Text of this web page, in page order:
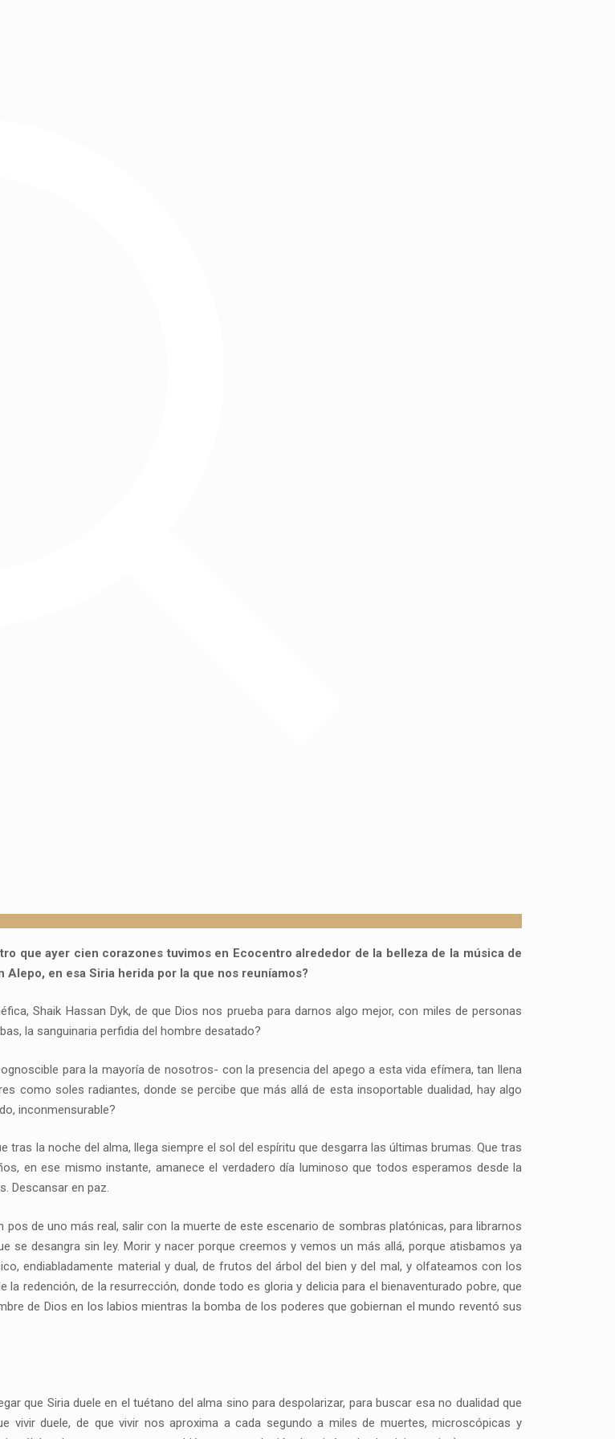
que ayer cien corazones tuvimos en Ecocentro alrededor de la belleza de la música de
en esa Siria herida por la que nos reuníamos?
Shaik Hassan Dyk, de que Dios nos prueba para darnos algo mejor, con miles de personas
la sanguinaria perfidia del hombre desatado?
para la mayoría de nosotros- con la presencia del apego a esta vida efímera, tan llena
como soles radiantes, donde se percibe que más allá de esta insoportable dualidad, hay algo
inconmensurable?
la noche del alma, llega siempre el sol del espíritu que desgarra las últimas brumas. Que tras
en ese mismo instante, amanece el verdadero día luminoso que todos esperamos desde la
Descansar en paz.
de uno más real, salir con la muerte de este escenario de sombras platónicas, para librarnos
se desangra sin ley. Morir y nacer porque creemos y vemos un más allá, porque atisbamos ya
endiabladamente material y dual, de frutos del árbol del bien y del mal, y olfateamos con los
redención, de la resurrección, donde todo es gloria y delicia para el bienaventurado pobre, que
de Dios en los labios mientras la bomba de los poderes que gobiernan el mundo reventó sus
que Siria duele en el tuétano del alma sino para despolarizar, para buscar esa no dualidad que
vivir duele, de que vivir nos aproxima a cada segundo a miles de muertes, microscópicas y